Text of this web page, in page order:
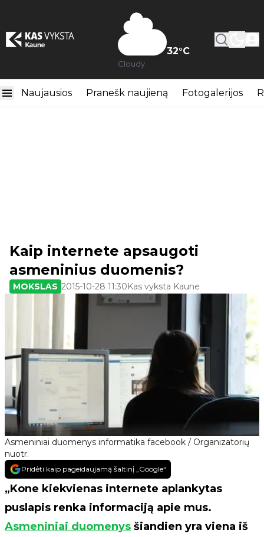
32°C
Cloudy
Naujausios Pranešk naujieną Fotogalerijos
Asmeniniai duomenys informatika facebook / Organizatorių
nuotr.
Kaip internete apsaugoti
asmeninius duomenis?
MOKSLAS 2015-10-28 11:30Kas vyksta Kaune
Pridėti kaip pageidaujamą šaltinį „Google“
„Kone kiekvienas internete aplankytas
puslapis renka informaciją apie mus.
Asmeniniai duomenys šiandien yra viena iš